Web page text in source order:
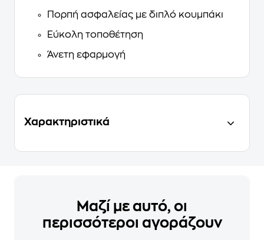
Πορπή ασφαλείας με διπλό κουμπάκι
Εύκολη τοποθέτηση
Άνετη εφαρμογή
Χαρακτηριστικά
Μαζί με αυτό, οι
περισσότεροι αγοράζουν